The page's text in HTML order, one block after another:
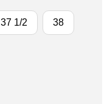
37 1/2 38